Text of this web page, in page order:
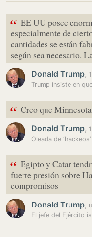
“ EE UU posee
especialmente de
cantidades se están
según sea necesario.
Donald Trump,
“ Creo que
Donald Trump,
“ Egipto y Catar
fuerte presión sobre
compromisos
Donald Trump,